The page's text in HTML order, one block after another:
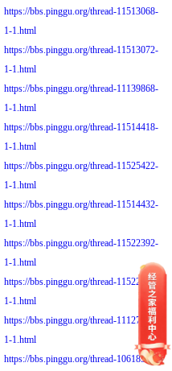
https://bbs.pinggu.org/thread-11513068-
1-1.html
https://bbs.pinggu.org/thread-11513072-
1-1.html
https://bbs.pinggu.org/thread-11139868-
1-1.html
https://bbs.pinggu.org/thread-11514418-
1-1.html
https://bbs.pinggu.org/thread-11525422-
1-1.html
https://bbs.pinggu.org/thread-11514432-
1-1.html
https://bbs.pinggu.org/thread-11522392-
1-1.html
https://bbs.pinggu.org/thread-11522839-
1-1.html
https://bbs.pinggu.org/thread-11127382-
1-1.html
https://bbs.pinggu.org/thread-10618584-